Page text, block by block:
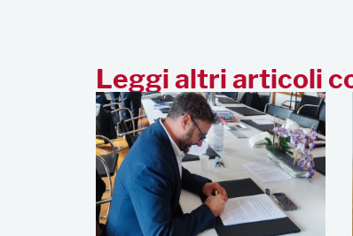
Leggi altri articoli